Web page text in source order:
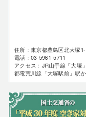
住所：東京都豊島区北大塚
電話：03-5961-5711
アクセス：JR山手線「大塚
都電荒川線「大塚駅前」駅